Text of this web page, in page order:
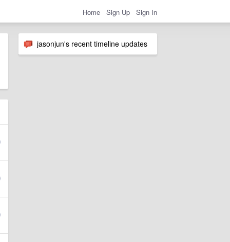
Home Sign Up Sign In
jasonjun's recent timeline updates